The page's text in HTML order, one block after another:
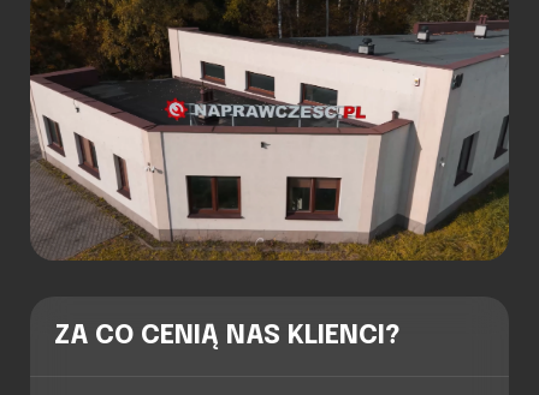
ZA CO CENIĄ NAS KLIENCI?